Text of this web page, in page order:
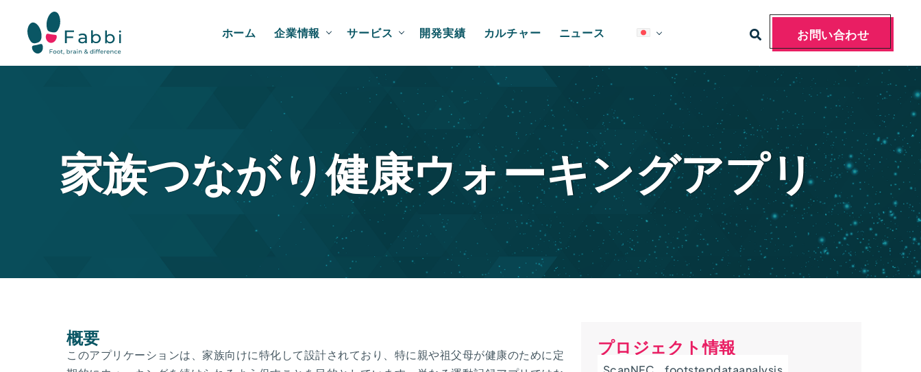
ホーム 企業情報 サービス 開発実績 カルチャー ニュース お問い合わせ
家族つながり健康ウォーキングアプリ
概要
このアプリケーションは、家族向けに特化して設計されており、特に親や祖父母が健康のために定
プロジェクト情報